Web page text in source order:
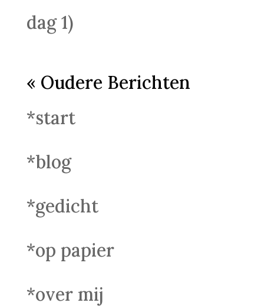
dag 1)
« Oudere Berichten
*start
*blog
*gedicht
*op papier
*over mij